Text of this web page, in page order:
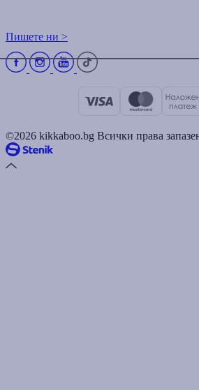
Пишете ни >
©2026 kikkaboo.bg Всички права